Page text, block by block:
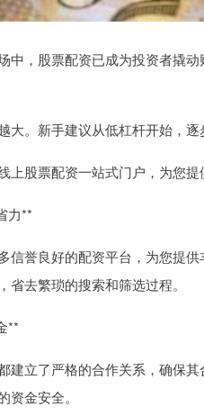
中，股票配资已成为投资者撬
大。新手建议从低杠杆开始，
上股票配资一站式门户，为您
力**
信誉良好的配资平台，为您提
省去繁琐的搜索和筛选过程。
**
建立了严格的合作关系，确保
资金安全。